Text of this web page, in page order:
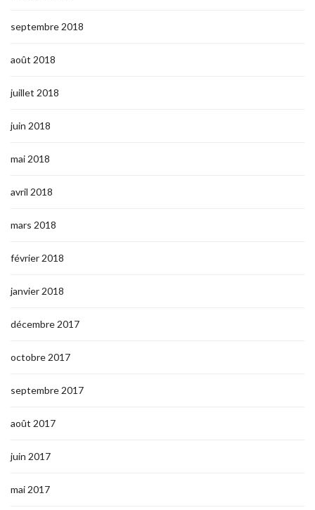
septembre 2018
août 2018
juillet 2018
juin 2018
mai 2018
avril 2018
mars 2018
février 2018
janvier 2018
décembre 2017
octobre 2017
septembre 2017
août 2017
juin 2017
mai 2017